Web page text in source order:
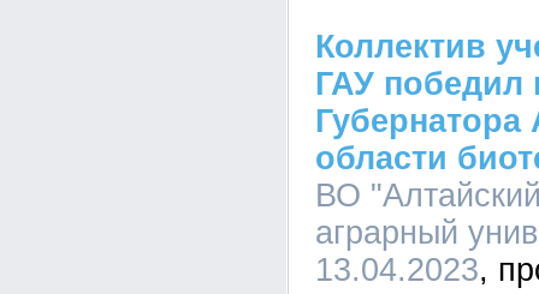
Коллектив
ГАУ победил
Губернатора
области
ВО
аграрный
13.04.2023